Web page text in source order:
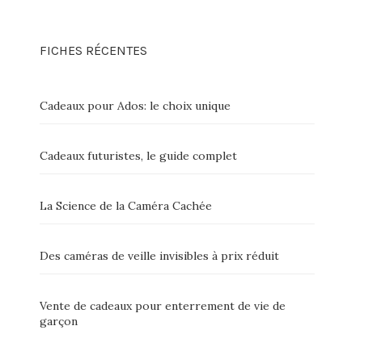
FICHES RÉCENTES
Cadeaux pour Ados: le choix unique
Cadeaux futuristes, le guide complet
La Science de la Caméra Cachée
Des caméras de veille invisibles à prix réduit
Vente de cadeaux pour enterrement de vie de
garçon